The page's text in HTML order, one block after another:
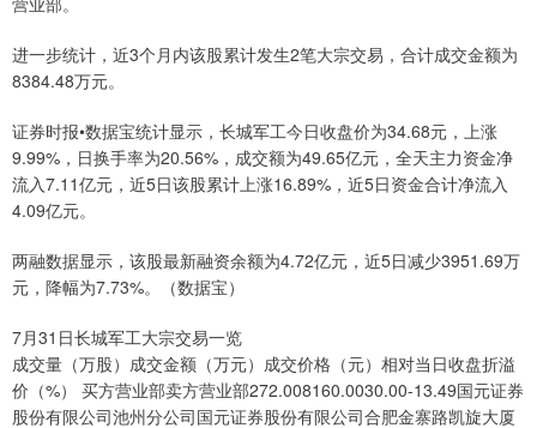
进一步统计，近3个月内该股累计发生2笔大宗交易，合计成交金额为
8384.48万元。
证券时报•数据宝统计显示，长城军工今日收盘价为34.68元，上涨
9.99%，日换手率为20.56%，成交额为49.65亿元，全天主力资金净
流入7.11亿元，近5日该股累计上涨16.89%，近5日资金合计净流入
4.09亿元。
两融数据显示，该股最新融资余额为4.72亿元，近5日减少3951.69万
元，降幅为7.73%。（数据宝）
7月31日长城军工大宗交易一览
成交量（万股）成交金额（万元）成交价格（元）相对当日收盘折溢
价（%） 买方营业部卖方营业部272.008160.0030.00-13.49国元证券
股份有限公司池州分公司国元证券股份有限公司合肥金寨路凯旋大厦